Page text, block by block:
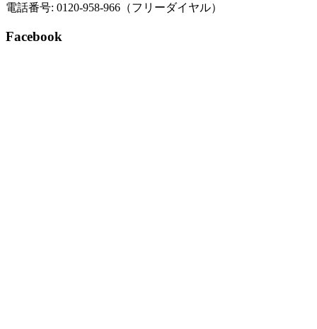
電話番号: 0120-958-966（フリーダイヤル）
Facebook